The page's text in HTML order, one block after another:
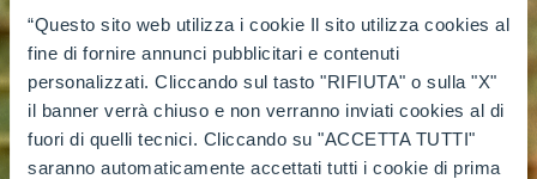
“Questo sito web utilizza i cookie Il sito utilizza cookies al
fine di fornire annunci pubblicitari e contenuti
personalizzati. Cliccando sul tasto "RIFIUTA" o sulla "X"
il banner verrà chiuso e non verranno inviati cookies al di
fuori di quelli tecnici. Cliccando su "ACCETTA TUTTI"
saranno automaticamente accettati tutti i cookie di prima